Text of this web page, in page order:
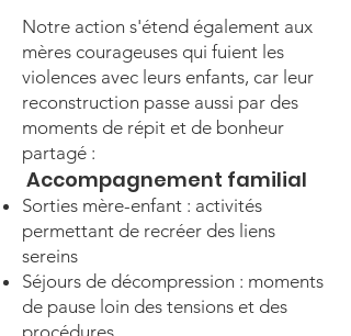
Notre action s'étend également aux
mères courageuses qui fuient les
violences avec leurs enfants, car leur
reconstruction passe aussi par des
moments de répit et de bonheur
partagé :
Accompagnement familial
Sorties mère-enfant : activités
permettant de recréer des liens
sereins
Séjours de décompression : moments
de pause loin des tensions et des
procédures